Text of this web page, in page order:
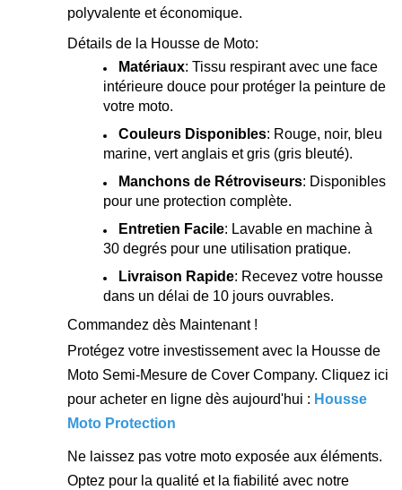
polyvalente et économique.
Détails de la Housse de Moto:
Matériaux: Tissu respirant avec une face
intérieure douce pour protéger la peinture de
votre moto.
Couleurs Disponibles: Rouge, noir, bleu
marine, vert anglais et gris (gris bleuté).
Manchons de Rétroviseurs: Disponibles
pour une protection complète.
Entretien Facile: Lavable en machine à
30 degrés pour une utilisation pratique.
Livraison Rapide: Recevez votre housse
dans un délai de 10 jours ouvrables.
Commandez dès Maintenant !
Protégez votre investissement avec la Housse de
Moto Semi-Mesure de Cover Company. Cliquez ici
pour acheter en ligne dès aujourd'hui : Housse
Moto Protection
Ne laissez pas votre moto exposée aux éléments.
Optez pour la qualité et la fiabilité avec notre